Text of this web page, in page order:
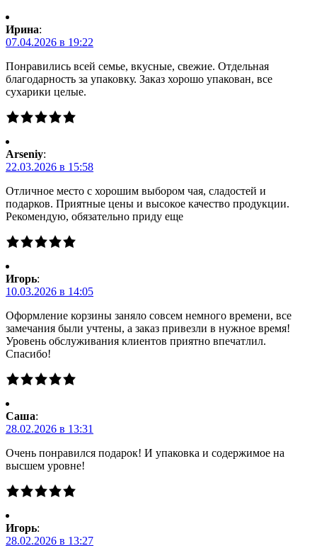
Ирина:
07.04.2026 в 19:22
Понравились всей семье, вкусные, свежие. Отдельная
благодарность за упаковку. Заказ хорошо упакован, все
сухарики целые.
Arseniy:
22.03.2026 в 15:58
Отличное место с хорошим выбором чая, сладостей и
подарков. Приятные цены и высокое качество продукции.
Рекомендую, обязательно приду еще
Игорь:
10.03.2026 в 14:05
Оформление корзины заняло совсем немного времени, все
замечания были учтены, а заказ привезли в нужное время!
Уровень обслуживания клиентов приятно впечатлил.
Спасибо!
Саша:
28.02.2026 в 13:31
Очень понравился подарок! И упаковка и содержимое на
высшем уровне!
Игорь:
28.02.2026 в 13:27